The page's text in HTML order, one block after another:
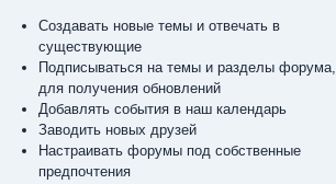
Создавать новые темы и отвечать в
существующие
Подписываться на темы и разделы форума,
для получения обновлений
Добавлять события в наш календарь
Заводить новых друзей
Настраивать форумы под собственные
предпочтения